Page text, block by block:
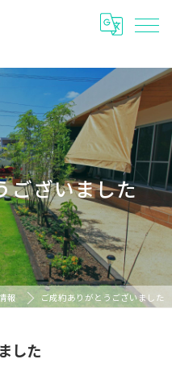
ございました
報 ご成約ありがとうございました
した